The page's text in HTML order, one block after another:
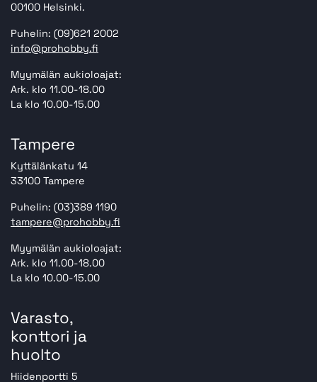
00100 Helsinki.
Puhelin: (09)621 2002
info@prohobby.fi
Myymälän aukioloajat:
Ark. klo 11.00-18.00
La klo 10.00-15.00
Tampere
Kyttälänkatu 14
33100 Tampere
Puhelin: (03)389 1190
tampere@prohobby.fi
Myymälän aukioloajat:
Ark. klo 11.00-18.00
La klo 10.00-15.00
Varasto,
konttori ja
huolto
Hiidenportti 5